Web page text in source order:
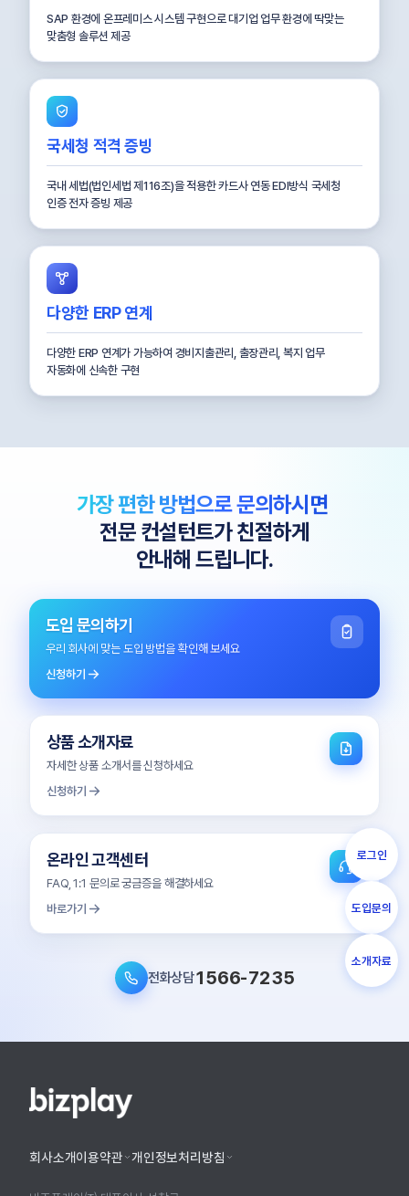
SAP 환경에 온프레미스 시스템 구현으로 대기업 업무 환경에 딱맞는
맞춤형 솔루션 제공
국세청 적격 증빙
국내 세법(법인세법 제116조)을 적용한 카드사 연동 EDI방식 국세청
인증 전자 증빙 제공
다양한 ERP 연계
다양한 ERP 연계가 가능하여 경비지출관리, 출장관리, 복지 업무
자동화에 신속한 구현
가장 편한 방법으로 문의하시면
전문 컨설턴트가 친절하게
안내해 드립니다.
도입 문의하기
우리 회사에 맞는 도입 방법을 확인해 보세요
신청하기
상품 소개자료
자세한 상품 소개서를 신청하세요
신청하기
온라인 고객센터
FAQ, 1:1 문의로 궁금증을 해결하세요
바로가기
전화상담1566-7235
회사소개이용약관 개인정보처리방침
로그인
도입문의
소개자료